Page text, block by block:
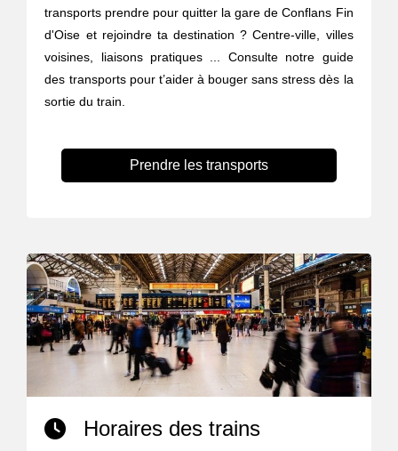
transports prendre pour quitter la gare de Conflans Fin
d'Oise et rejoindre ta destination ? Centre-ville, villes
voisines, liaisons pratiques ... Consulte notre guide
des transports pour t’aider à bouger sans stress dès la
sortie du train.
Prendre les transports
Horaires des trains